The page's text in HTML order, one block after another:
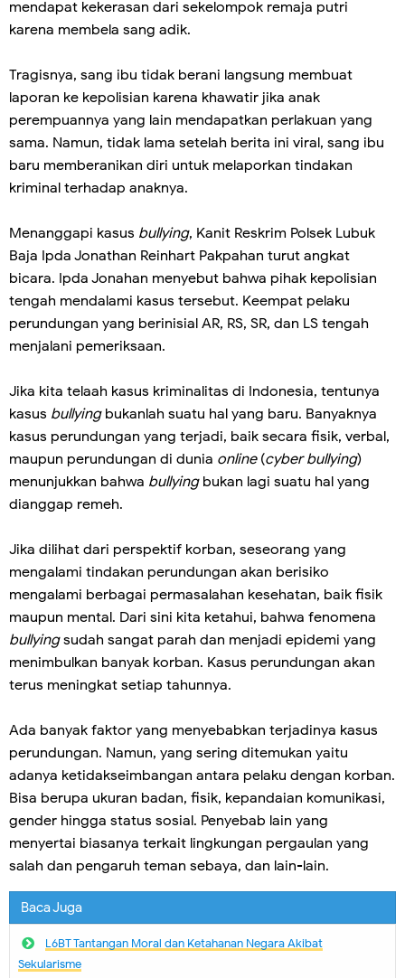
mendapat kekerasan dari sekelompok remaja putri
karena membela sang adik.
Tragisnya, sang ibu tidak berani langsung membuat
laporan ke kepolisian karena khawatir jika anak
perempuannya yang lain mendapatkan perlakuan yang
sama. Namun, tidak lama setelah berita ini viral, sang ibu
baru memberanikan diri untuk melaporkan tindakan
kriminal terhadap anaknya.
Menanggapi kasus bullying, Kanit Reskrim Polsek Lubuk
Baja Ipda Jonathan Reinhart Pakpahan turut angkat
bicara. Ipda Jonahan menyebut bahwa pihak kepolisian
tengah mendalami kasus tersebut. Keempat pelaku
perundungan yang berinisial AR, RS, SR, dan LS tengah
menjalani pemeriksaan.
Jika kita telaah kasus kriminalitas di Indonesia, tentunya
kasus bullyingbukanlah suatu hal yang baru. Banyaknya
kasus perundungan yang terjadi, baik secara fisik, verbal,
maupun perundungan di dunia online(cyber bullying)
menunjukkan bahwa bullyingbukan lagi suatu hal yang
dianggap remeh.
Jika dilihat dari perspektif korban, seseorang yang
mengalami tindakan perundungan akan berisiko
mengalami berbagai permasalahan kesehatan, baik fisik
maupun mental. Dari sini kita ketahui, bahwa fenomena
bullyingsudah sangat parah dan menjadi epidemi yang
menimbulkan banyak korban. Kasus perundungan akan
terus meningkat setiap tahunnya.
Ada banyak faktor yang menyebabkan terjadinya kasus
perundungan. Namun, yang sering ditemukan yaitu
adanya ketidakseimbangan antara pelaku dengan korban.
Bisa berupa ukuran badan, fisik, kepandaian komunikasi,
gender hingga status sosial. Penyebab lain yang
menyertai biasanya terkait lingkungan pergaulan yang
salah dan pengaruh teman sebaya, dan lain-lain.
Baca Juga
L6BT Tantangan Moral dan Ketahanan Negara Akibat
Sekularisme